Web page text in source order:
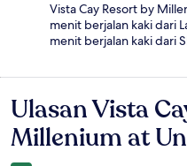
Vista Cay Resort by
menit berjalan kaki dari
menit berjalan kaki dari
Ulasan
Ulasan Vista
Millenium at